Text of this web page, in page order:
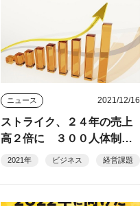
ニュース 2021/12/16
ストライク、２４年の売上
高２倍に ３００人体制で
シルバー産業の事業承継な
2021年 ビジネス 経営課題